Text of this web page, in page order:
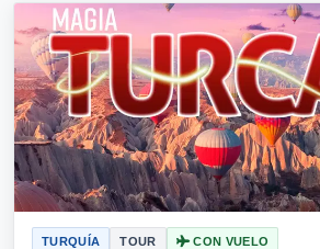
TURQUÍA TOUR CON VUELO